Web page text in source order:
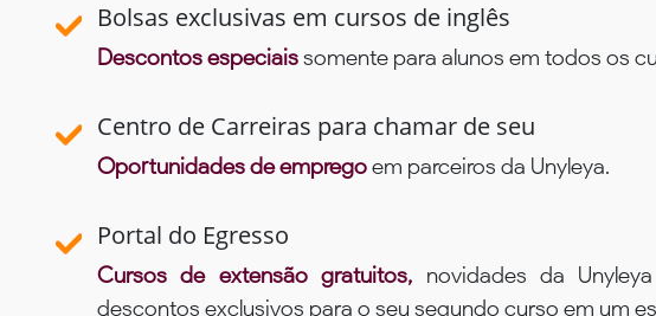
Bolsas exclusivas em cursos de inglês
Descontos especiaissomente para alunos em todos os
Centro de Carreiras para chamar de seu
Oportunidades de empregoem parceiros da Unyleya.
Portal do Egresso
Cursos de extensão gratuitos, novidades da
descontos exclusivos para o seu segundo curso em um